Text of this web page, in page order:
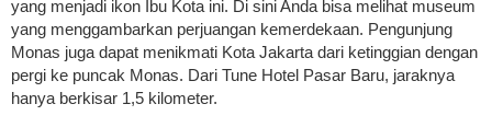
yang menjadi ikon Ibu Kota ini. Di sini Anda bisa melihat museum
yang menggambarkan perjuangan kemerdekaan. Pengunjung
Monas juga dapat menikmati Kota Jakarta dari ketinggian dengan
pergi ke puncak Monas. Dari Tune Hotel Pasar Baru, jaraknya
hanya berkisar 1,5 kilometer.